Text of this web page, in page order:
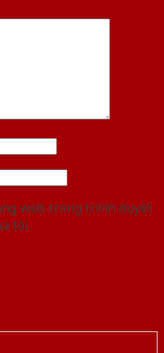
web trong trình duyệt
tôi.